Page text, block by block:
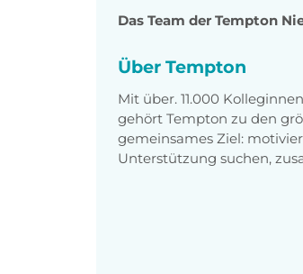
Das Team der Tempton
Über Tempton
Mit über. 11.000
gehört Tempton zu den
gemeinsames Ziel:
Unterstützung suchen,